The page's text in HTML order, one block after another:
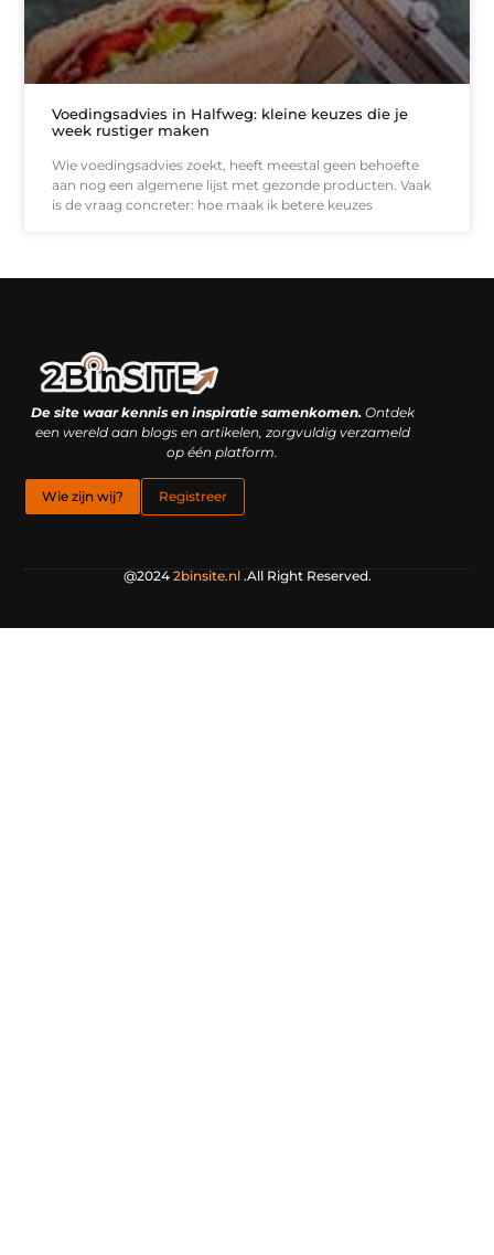
Voedingsadvies in Halfweg: kleine keuzes die je
week rustiger maken
Wie voedingsadvies zoekt, heeft meestal geen behoefte
aan nog een algemene lijst met gezonde producten. Vaak
is de vraag concreter: hoe maak ik betere keuzes
De site waar kennis en inspiratie samenkomen.Ontdek
een wereld aan blogs en artikelen, zorgvuldig verzameld
op één platform.
Wie zijn wij? Registreer
@2024 2binsite.nl.All Right Reserved.